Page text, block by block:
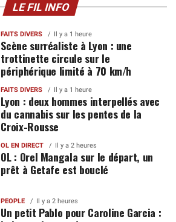
LE FIL INFO
FAITS DIVERS Il y a 1 heure
Scène surréaliste à Lyon : une
trottinette circule sur le
périphérique limité à 70 km/h
FAITS DIVERS Il y a 1 heure
Lyon : deux hommes interpellés avec
du cannabis sur les pentes de la
Croix-Rousse
OL EN DIRECT Il y a 2 heures
OL : Orel Mangala sur le départ, un
prêt à Getafe est bouclé
PEOPLE Il y a 2 heures
Un petit Pablo pour Caroline Garcia :